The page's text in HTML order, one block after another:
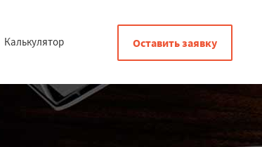
Калькулятор Оставить заявку